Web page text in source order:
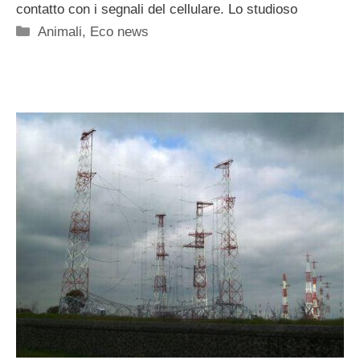
contatto con i segnali del cellulare. Lo studioso
Categorie
Animali, Eco news